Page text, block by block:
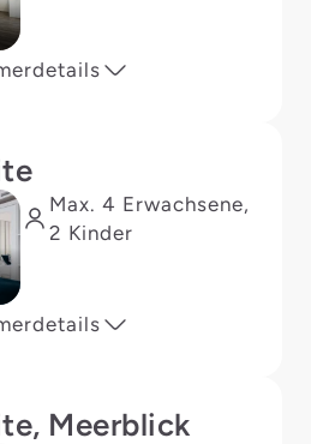
Max. 4 Erwachsene,
2 Kinder
Meerblick